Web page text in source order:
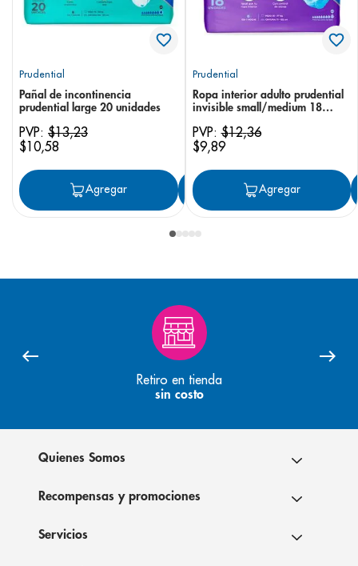
Prudential
Pañal de incontinencia
prudential large 20 unidades
PVP: $13,23
$10,58
Agregar Agregar
Prudential
Ropa interior adulto prudential
invisible small/medium 18
PVP:$12,36
$9,89
Agregar
Retiro en tienda
sin costo
Quienes Somos
Recompensas y promociones
Servicios